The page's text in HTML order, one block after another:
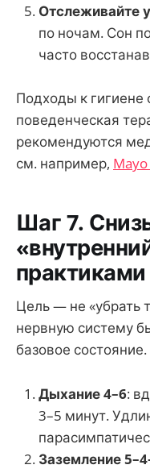
Отслеживайте
по ночам. Сон
часто
Подходы к гигиене
поведенческая
рекомендуются
см. например,
Шаг 7.
практиками
Цель — не «убрать
нервную систему
базовое состояние.
Дыхание 4–6:
3–5 минут.
Заземление